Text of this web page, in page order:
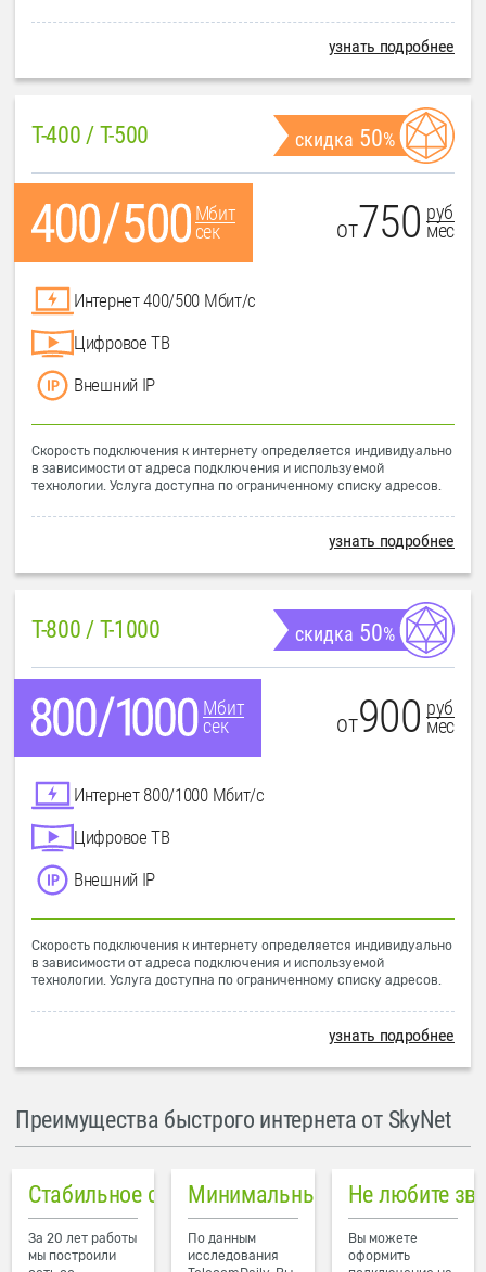
узнать подробнее
T-400 / T-500 скидка 50%
Мбит
сек
от750 руб
мес
Интернет 400/500 Мбит/с
Цифровое ТВ
Внешний IP
Скорость подключения к интернету определяется индивидуально
в зависимости от адреса подключения и используемой
технологии. Услуга доступна по ограниченному списку адресов.
узнать подробнее
T-800 / T-1000 скидка 50%
Мбит
сек
от900 руб
мес
Интернет 800/1000 Мбит/с
Цифровое ТВ
Внешний IP
Скорость подключения к интернету определяется индивидуально
в зависимости от адреса подключения и используемой
технологии. Услуга доступна по ограниченному списку адресов.
узнать подробнее
Преимущества быстрого интернета от SkyNet
Стабильное соединение
За 20 лет работы
мы построили
Минимальный пинг в городе
По данным
исследования
Не любите
Вы можете
оформить